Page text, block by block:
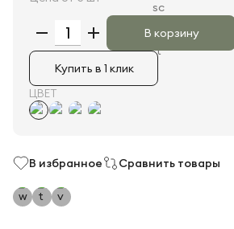
В корзину
Купить в 1 клик
ЦВЕТ
В избранное Сравнить товары